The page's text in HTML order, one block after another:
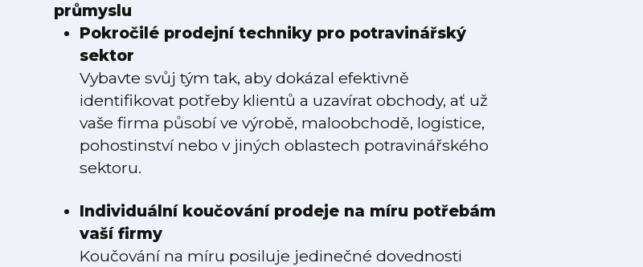
průmyslu
Pokročilé prodejní techniky pro potravinářský
sektor
Vybavte svůj tým tak, aby dokázal efektivně
identifikovat potřeby klientů a uzavírat obchody, ať už
vaše firma působí ve výrobě, maloobchodě, logistice,
pohostinství nebo v jiných oblastech potravinářského
sektoru.
Individuální koučování prodeje na míru potřebám
vaší firmy
Koučování na míru posiluje jedinečné dovednosti